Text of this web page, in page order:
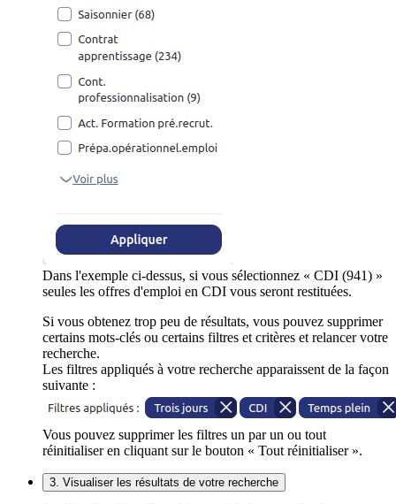
Dans l'exemple ci-dessus, si vous sélectionnez « CDI (941) »
seules les offres d'emploi en CDI vous seront restituées.
Si vous obtenez trop peu de résultats, vous pouvez supprimer
certains mots-clés ou certains filtres et critères et relancer votre
recherche.
Les filtres appliqués à votre recherche apparaissent de la façon
suivante :
Vous pouvez supprimer les filtres un par un ou tout
réinitialiser en cliquant sur le bouton « Tout réinitialiser ».
3. Visualiser les résultats de votre recherche